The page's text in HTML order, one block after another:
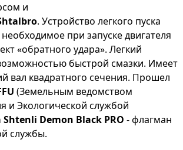
и
. Устройство легкого пуска
при запуске двигателя
«обратного удара». Легкий
быстрой смазки. Имеет
вал квадратного сечения. Прошел
(Земельным ведомством
и Экологической службой
Shtenli Demon Black PRO - флагман
службы.